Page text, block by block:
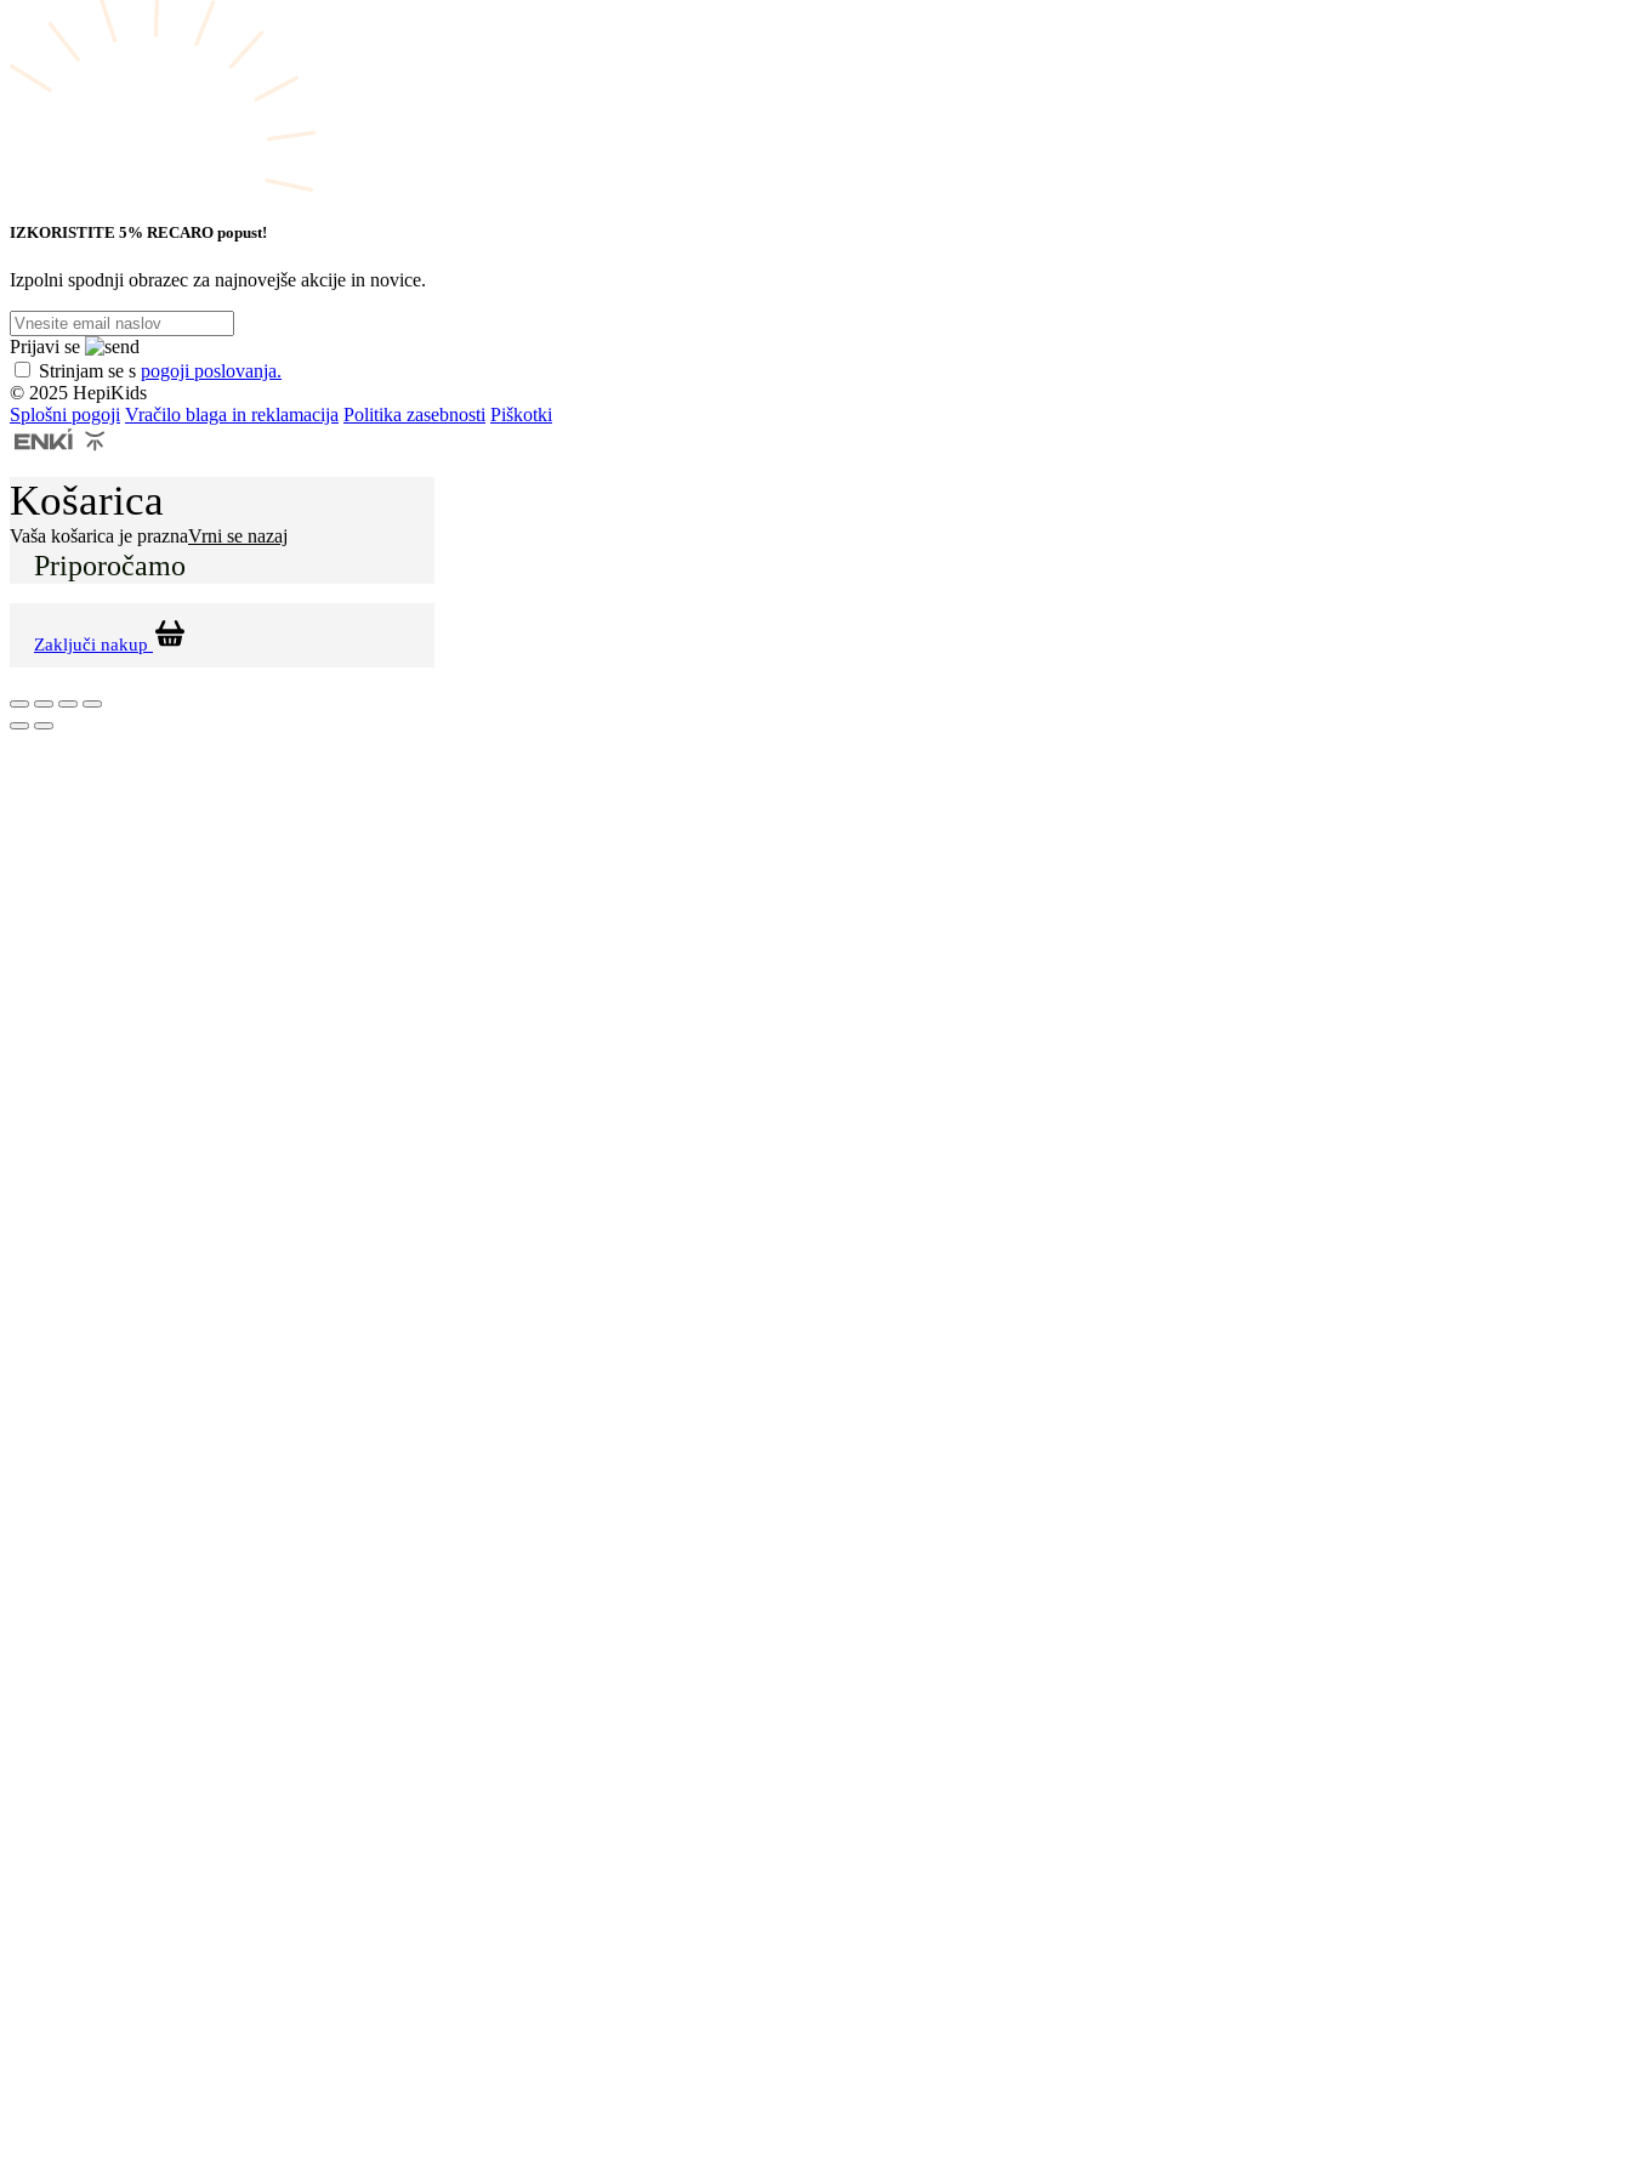
IZKORISTITE 5% RECARO popust!
Izpolni spodnji obrazec za najnovejše akcije in novice.
Prijavi se
Strinjam se s pogoji poslovanja.
© 2025 HepiKids
Splošni pogoji Vračilo blaga in reklamacija Politika zasebnosti Piškotki
Košarica
Vaša košarica je praznaVrni se nazaj
Priporočamo
Zaključi nakup